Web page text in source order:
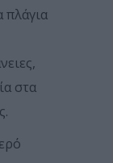
πλάγια
στα